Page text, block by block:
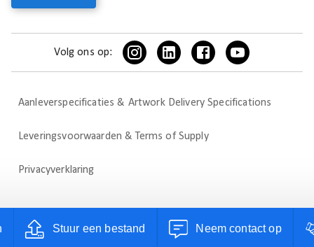
Stuur een bestand Neem contact op
Volg ons op:
Aanleverspecificaties & Artwork Delivery Specifications
Leveringsvoorwaarden & Terms of Supply
Privacyverklaring